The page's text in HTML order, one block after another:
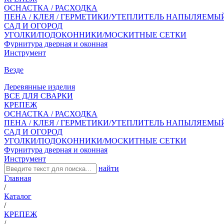
ОСНАСТКА / РАСХОДКА
ПЕНА / КЛЕЯ / ГЕРМЕТИКИ/УТЕПЛИТЕЛЬ
САД И ОГОРОД
УГОЛКИ/ПОДОКОННИКИ/МОСКИТНЫЕ СЕТКИ
Фурнитура дверная и оконная
Инструмент
Везде
Деревянные изделия
ВСЕ ДЛЯ СВАРКИ
КРЕПЕЖ
ОСНАСТКА / РАСХОДКА
ПЕНА / КЛЕЯ / ГЕРМЕТИКИ/УТЕПЛИТЕЛЬ
САД И ОГОРОД
УГОЛКИ/ПОДОКОННИКИ/МОСКИТНЫЕ СЕТКИ
Фурнитура дверная и оконная
Инструмент
найти
Главная
/
Каталог
/
КРЕПЕЖ